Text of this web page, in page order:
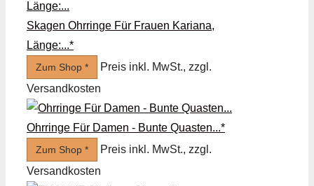
Skagen Ohrringe Für Frauen Kariana,
Länge:...*
Zum Shop *
Preis inkl. MwSt., zzgl.
Versandkosten
Ohrringe Für Damen - Bunte Quasten...*
Zum Shop *
Preis inkl. MwSt., zzgl.
Versandkosten